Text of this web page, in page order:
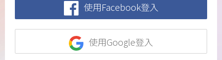
使用Facebook登入
使用Google登入